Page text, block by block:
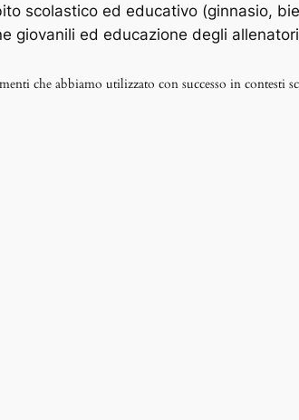
scolastico ed educativo (ginnasio,
giovanili ed educazione degli
che abbiamo utilizzato con successo in